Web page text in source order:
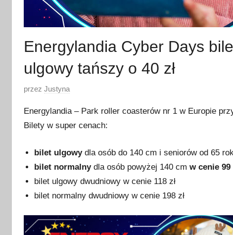
Energylandia Cyber Days
ulgowy tańszy o 40 zł
O
u
b
k
o
n
o
przez Justyna
Energylandia – Park roller coasterów nr 1 w Europie
Bilety w super cenach:
bilet ulgowydla osób do 140 cm i seniorów od 65
bilet normalnydla osób powyżej 140 cmw cenie 99
bilet ulgowy dwudniowy w cenie 118 zł
bilet normalny dwudniowy w cenie 198 zł